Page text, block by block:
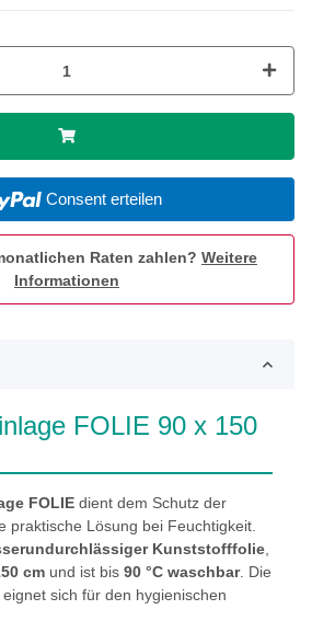
Consent erteilen
Raten zahlen? Weitere
Informationen
FOLIE 90 x 150
FOLIE dient dem Schutz der
praktische Lösung bei Feuchtigkeit.
Kunststofffolie
cm und ist bis 90 °C waschbar. Die
eignet sich für den hygienischen